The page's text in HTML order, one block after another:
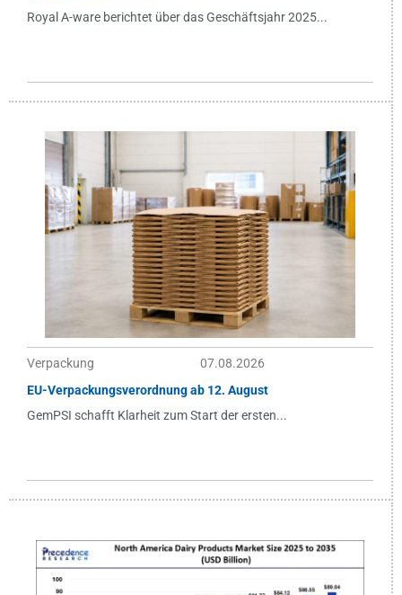
Royal A-ware berichtet über das Geschäftsjahr 2025...
Verpackung
07.08.2026
EU-Verpackungsverordnung ab 12. August
GemPSI schafft Klarheit zum Start der ersten...